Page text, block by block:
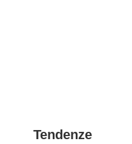
Tendenze